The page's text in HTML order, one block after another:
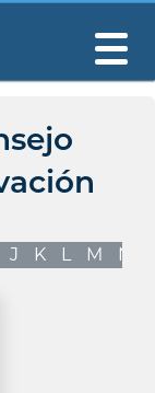
J K L M N